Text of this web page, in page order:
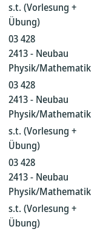
s.t. (Vorlesung +
Übung)
03 428
2413 - Neubau
Physik/Mathematik
03 428
2413 - Neubau
Physik/Mathematik
s.t. (Vorlesung +
Übung)
03 428
2413 - Neubau
Physik/Mathematik
s.t. (Vorlesung +
Übung)